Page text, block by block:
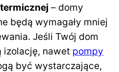
– domy
będą wymagały mniej
Jeśli Twój dom
izolację, nawet pompy
być wystarczające,